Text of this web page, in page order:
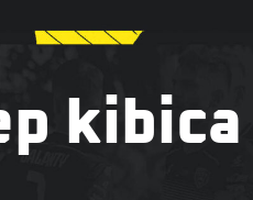
kibica